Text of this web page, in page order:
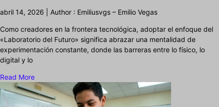
abril 14, 2026 | Author : Emiliusvgs – Emilio Vegas
Como creadores en la frontera tecnológica, adoptar el enfoque del
«Laboratorio del Futuro» significa abrazar una mentalidad de
experimentación constante, donde las barreras entre lo físico, lo
digital y lo
Read More